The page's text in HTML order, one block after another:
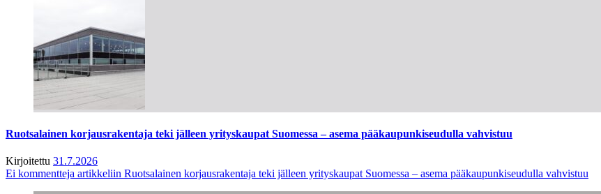
Ruotsalainen korjausrakentaja teki jälleen yrityskaupat Suomessa – asema pääkaupunkiseudulla vahvistuu
Kirjoitettu 31.7.2026
Ei kommentteja artikkeliin Ruotsalainen korjausrakentaja teki jälleen yrityskaupat Suomessa – asema pääkaupunkiseudulla vahvistuu